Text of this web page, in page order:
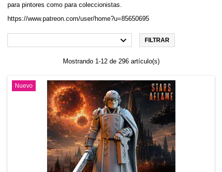
para pintores como para coleccionistas.
https://www.patreon.com/user/home?u=85650695
 FILTRAR
Mostrando 1-12 de 296 artículo(s)
Nuevo